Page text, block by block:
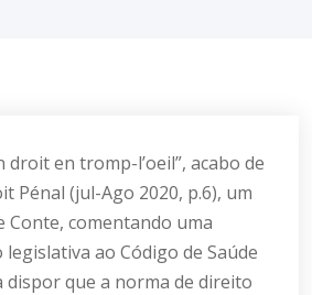
droit en tromp-l’oeil”, acabo de
Pénal (jul-Ago 2020, p.6), um
Conte, comentando uma
ao Código de Saúde
dispor que a norma de direito